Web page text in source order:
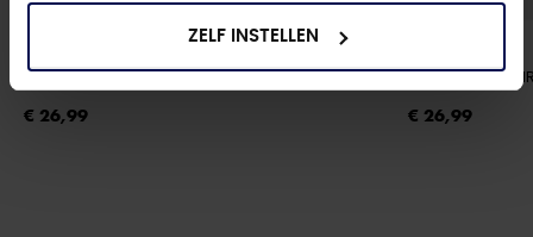
ZELF INSTELLEN
ONLRAYA 3/4 SHIRT WVN NOOS- SILVER MINK/ANIMAL
€ 26,99
ONLRAYA 3/4
€ 26,99